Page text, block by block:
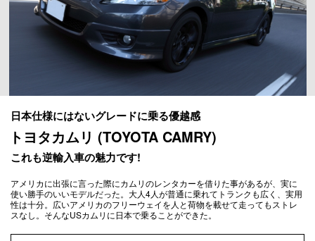
日本仕様にはないグレードに乗る優越感
トヨタカムリ (TOYOTA CAMRY)
これも逆輸入車の魅力です!
アメリカに出張に言った際にカムリのレンタカーを借りた事があるが、実に
使い勝手のいいモデルだった。大人4人が普通に乗れてトランクも広く、実用
性は十分。広いアメリカのフリーウェイを人と荷物を載せて走ってもストレ
スなし。そんなUSカムリに日本で乗ることができた。